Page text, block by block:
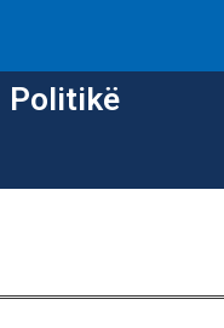
Politikë